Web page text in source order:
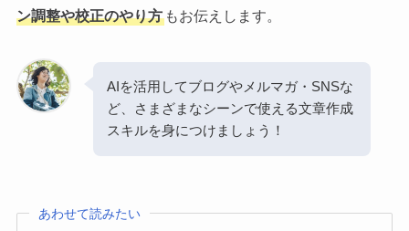
ン調整や校正のやり方もお伝えします。
AIを活用してブログやメルマガ・SNSな
ど、さまざまなシーンで使える文章作成
スキルを身につけましょう！
あわせて読みたい